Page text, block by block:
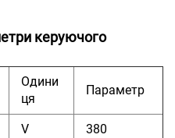
керуючого
Одини
ця
Параметр
V 380